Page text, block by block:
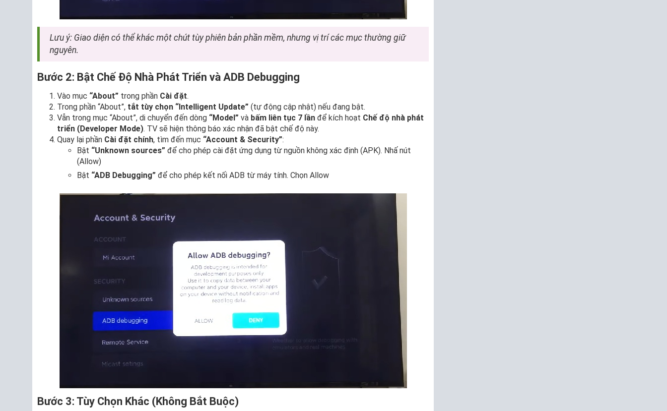
Lưu ý: Giao diện có thể khác một chút tùy phiên bản phần mềm, nhưng vị trí các mục thường giữ
nguyên.
Bước 2: Bật Chế Độ Nhà Phát Triển và ADB Debugging
Vào mục “About” trong phần Cài đặt.
Trong phần “About”, tắt tùy chọn “Intelligent Update” (tự động cập nhật) nếu đang bật.
Vẫn trong mục “About”, di chuyển đến dòng “Model” và bấm liên tục 7 lần để kích hoạt Chế độ nhà phát
triển (Developer Mode). TV sẽ hiện thông báo xác nhận đã bật chế độ này.
Quay lại phần Cài đặt chính, tìm đến mục “Account & Security”:
Bật “Unknown sources” để cho phép cài đặt ứng dụng từ nguồn không xác định (APK). Nhấ nút
(Allow)
Bật “ADB Debugging” để cho phép kết nối ADB từ máy tính. Chọn Allow
Bước 3: Tùy Chọn Khác (Không Bắt Buộc)